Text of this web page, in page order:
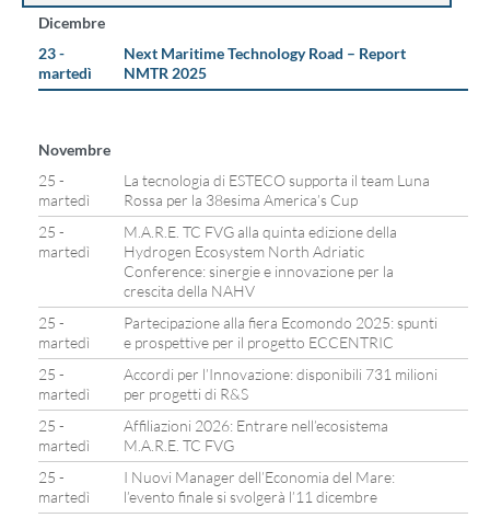
Dicembre
23 -
martedì
Next Maritime Technology Road – Report
NMTR 2025
Novembre
25 -
martedì
La tecnologia di ESTECO supporta il team Luna
Rossa per la 38esima America’s Cup
25 -
martedì
M.A.R.E. TC FVG alla quinta edizione della
Hydrogen Ecosystem North Adriatic
Conference: sinergie e innovazione per la
crescita della NAHV
25 -
martedì
Partecipazione alla fiera Ecomondo 2025: spunti
e prospettive per il progetto ECCENTRIC
25 -
martedì
Accordi per l’Innovazione: disponibili 731 milioni
per progetti di R&S
25 -
martedì
Affiliazioni 2026: Entrare nell’ecosistema
M.A.R.E. TC FVG
25 -
martedì
I Nuovi Manager dell’Economia del Mare:
l’evento finale si svolgerà l’11 dicembre